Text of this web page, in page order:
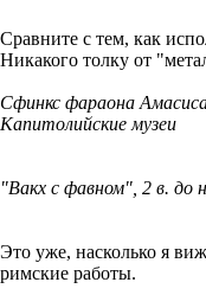
Сравните с тем, как
Никакого толку от
Сфинкс фараона
Капитолийские музеи
"Вакх с фавном", 2 в. до
Это уже, насколько я
римские работы.